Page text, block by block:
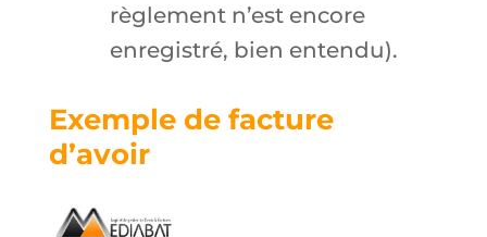
règlement n’est encore
enregistré, bien entendu).
Exemple de facture
d’avoir